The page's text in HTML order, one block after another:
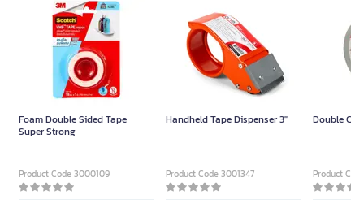
Foam Double Sided Tape
Super Strong
Product Code 3000109
Handheld Tape Dispenser 3"
Product Code 3001347
Double
Product